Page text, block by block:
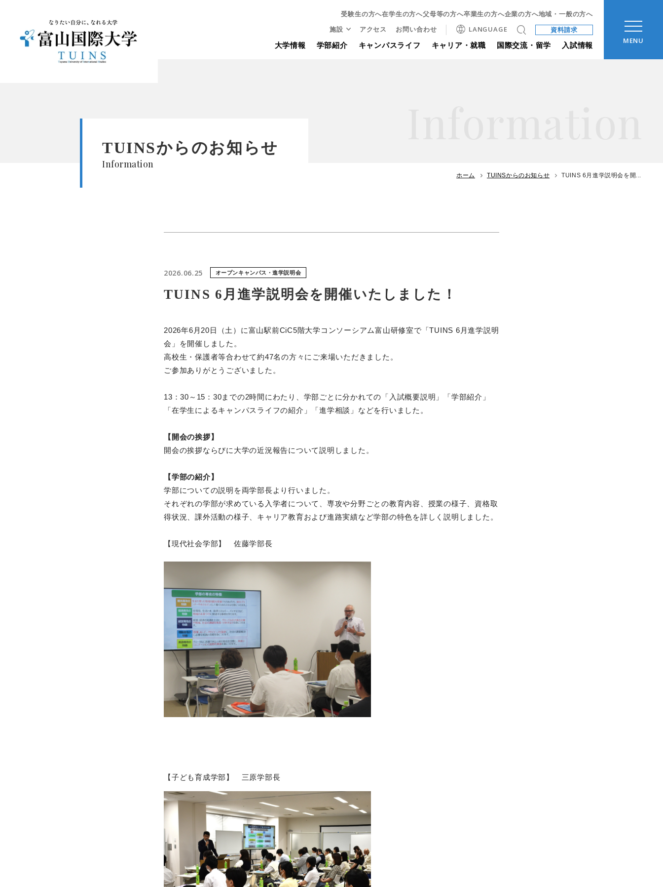
受験生の方へ在学生の方へ父母等の方へ卒業生の方へ企業の方へ地域・一般の方へ
施設 アクセス お問い合わせ LANGUAGE 資料請求
大学情報 学部紹介 キャンパスライフ キャリア・就職 国際交流・留学 入試情報
MENU
ホーム TUINSからのお知らせ TUINS 6月進学説明会を開...
TUINSからのお知らせ
Information
2026.06.25 オープンキャンパス・進学説明会
TUINS 6月進学説明会を開催いたしました！
2026年6月20日（土）に富山駅前CiC5階大学コンソーシアム富山研修室で「TUINS 6月進学説明
会」を開催しました。
高校生・保護者等合わせて約47名の方々にご来場いただきました。
ご参加ありがとうございました。
13：30～15：30までの2時間にわたり、学部ごとに分かれての「入試概要説明」「学部紹介」
「在学生によるキャンパスライフの紹介」「進学相談」などを行いました。
【開会の挨拶】
開会の挨拶ならびに大学の近況報告について説明しました。
【学部の紹介】
学部についての説明を両学部長より行いました。
それぞれの学部が求めている入学者について、専攻や分野ごとの教育内容、授業の様子、資格取
得状況、課外活動の様子、キャリア教育および進路実績など学部の特色を詳しく説明しました。
【現代社会学部】 佐藤学部長
【子ども育成学部】 三原学部長